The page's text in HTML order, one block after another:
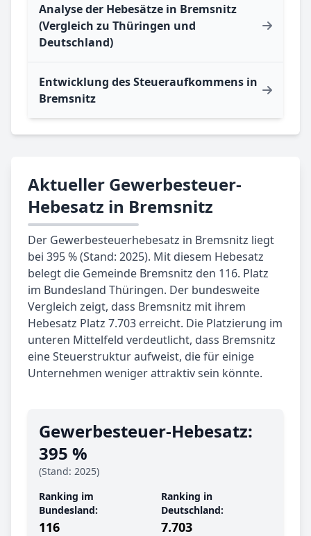
Analyse der Hebesätze in Bremsnitz
(Vergleich zu Thüringen und
Deutschland)
Entwicklung des Steueraufkommens in
Bremsnitz
Aktueller Gewerbesteuer-
Hebesatz in Bremsnitz
Der Gewerbesteuerhebesatz in Bremsnitz liegt
bei 395 % (Stand: 2025). Mit diesem Hebesatz
belegt die Gemeinde Bremsnitz den 116. Platz
im Bundesland Thüringen. Der bundesweite
Vergleich zeigt, dass Bremsnitz mit ihrem
Hebesatz Platz 7.703 erreicht. Die Platzierung im
unteren Mittelfeld verdeutlicht, dass Bremsnitz
eine Steuerstruktur aufweist, die für einige
Unternehmen weniger attraktiv sein könnte.
Gewerbe­steuer-Hebe­satz:
395 %
(Stand: 2025)
Ranking im
Bundesland:
116
Ranking in
Deutschland:
7.703